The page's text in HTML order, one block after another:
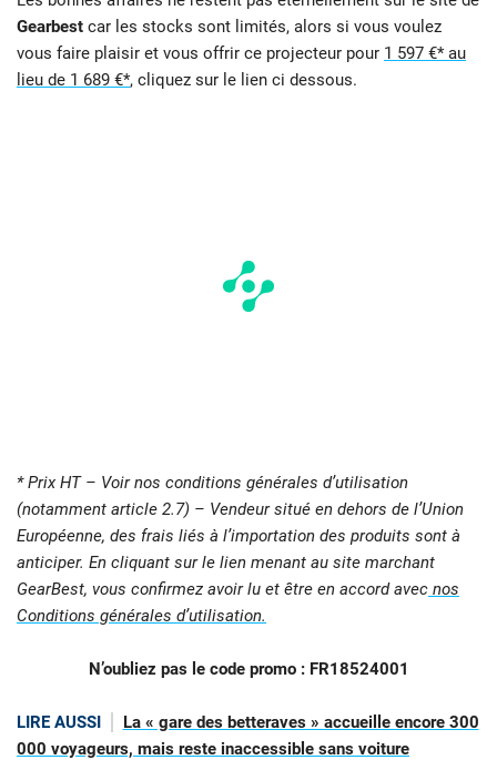
Gearbest car les stocks sont limités, alors si vous voulez
vous faire plaisir et vous offrir ce projecteur pour 1 597 €* au
lieu de 1 689 €*, cliquez sur le lien ci dessous.
* Prix HT – Voir nos conditions générales d’utilisation
(notamment article 2.7) – Vendeur situé en dehors de l’Union
Européenne, des frais liés à l’importation des produits sont à
anticiper. En cliquant sur le lien menant au site marchant
GearBest, vous confirmez avoir lu et être en accord avec nos
Conditions générales d’utilisation.
N’oubliez pas le code promo : FR18524001
LIRE AUSSI
La « gare des betteraves » accueille encore 300
000 voyageurs, mais reste inaccessible sans voiture